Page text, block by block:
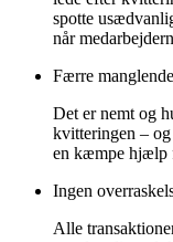
spotte
når
Færre
Det er nemt og
kvitteringen –
en kæmpe hjælp
Ingen
Alle